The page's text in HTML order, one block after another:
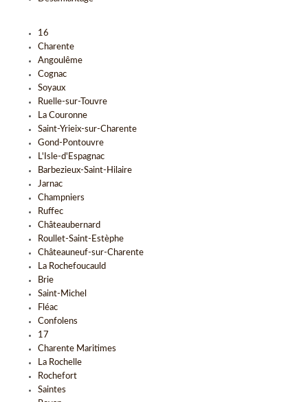
16
Charente
Angoulême
Cognac
Soyaux
Ruelle-sur-Touvre
La Couronne
Saint-Yrieix-sur-Charente
Gond-Pontouvre
L'Isle-d'Espagnac
Barbezieux-Saint-Hilaire
Jarnac
Champniers
Ruffec
Châteaubernard
Roullet-Saint-Estèphe
Châteauneuf-sur-Charente
La Rochefoucauld
Brie
Saint-Michel
Fléac
Confolens
17
Charente Maritimes
La Rochelle
Rochefort
Saintes